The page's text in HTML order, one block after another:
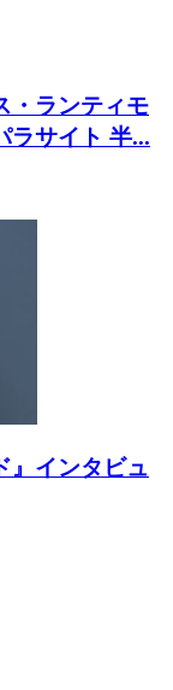
・ランティモ
ラサイト 半...
』インタビュ